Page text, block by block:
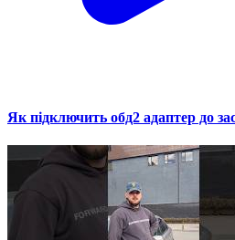
Як підключить обд2 адаптер до